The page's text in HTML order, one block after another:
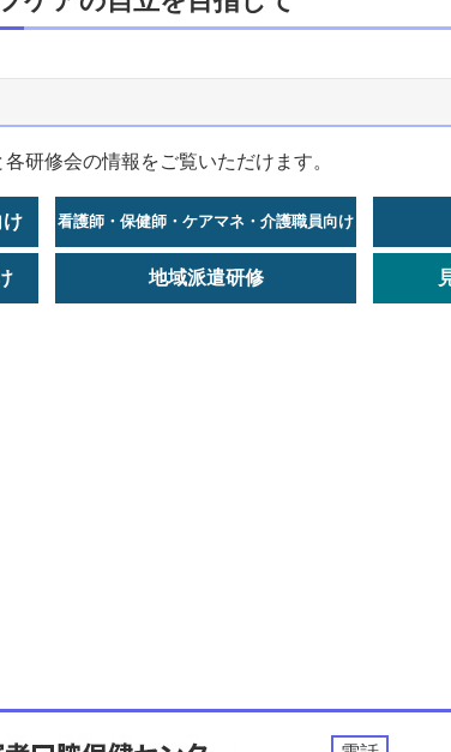
研修会の情報をご覧いただけます。
看護師・保健師・ケアマネ・介護職員向け
地域派遣研修